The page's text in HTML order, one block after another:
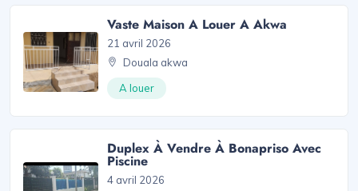
Vaste Maison A Louer A Akwa
21 avril 2026
Douala akwa
A louer
Duplex À Vendre À Bonapriso Avec
Piscine
4 avril 2026